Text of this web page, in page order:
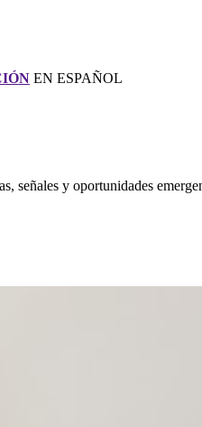
EN ESPAÑOL
señales y oportunidades